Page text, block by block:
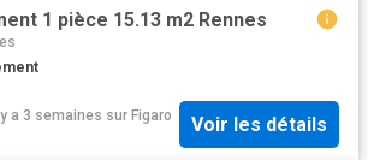
1 pièce 15.13 m2 Rennes
a 3 semaines sur Figaro
Voir les détails